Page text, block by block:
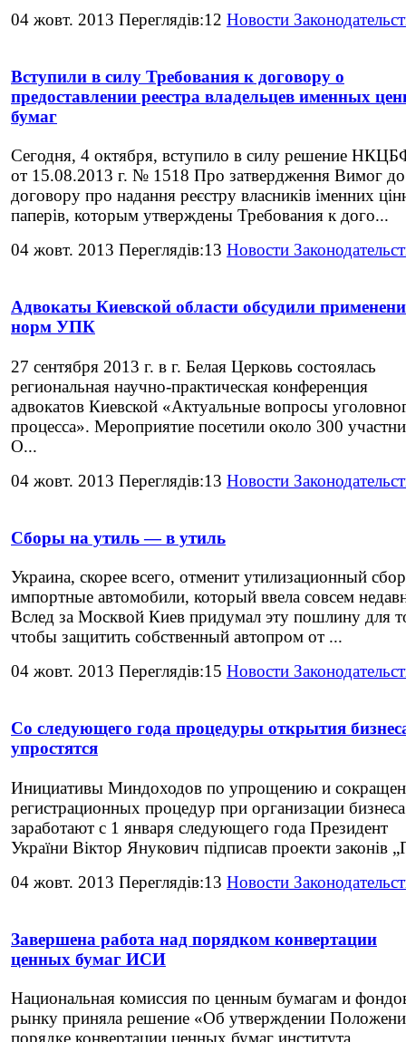
04 жовт. 2013 Переглядів:12 Новости
Вступили в силу Требования к договору о
предоставлении реестра владельцев именных
бумаг
Сегодня, 4 октября, вступило в силу решение
от 15.08.2013 г. № 1518 Про затвердження Вимог до
договору про надання реєстру власників іменних
паперів, которым утверждены Требования к дого...
04 жовт. 2013 Переглядів:13 Новости
Адвокаты Киевской области обсудили
норм УПК
27 сентября 2013 г. в г. Белая Церковь состоялась
региональная научно-практическая конференция
адвокатов Киевской «Актуальные вопросы
процесса». Мероприятие посетили около 300
О...
04 жовт. 2013 Переглядів:13 Новости
Сборы на утиль — в утиль
Украина, скорее всего, отменит утилизационный
импортные автомобили, который ввела совсем
Вслед за Москвой Киев придумал эту пошлину для
чтобы защитить собственный автопром от ...
04 жовт. 2013 Переглядів:15 Новости
Со следующего года процедуры открытия
упростятся
Инициативы Миндоходов по упрощению и
регистрационных процедур при организации бизнеса
заработают с 1 января следующего года Президент
України Віктор Янукович підписав проекти законів
04 жовт. 2013 Переглядів:13 Новости
Завершена работа над порядком конвертации
ценных бумаг ИСИ
Национальная комиссия по ценным бумагам и
рынку приняла решение «Об утверждении
порядке конвертации ценных бумаг института